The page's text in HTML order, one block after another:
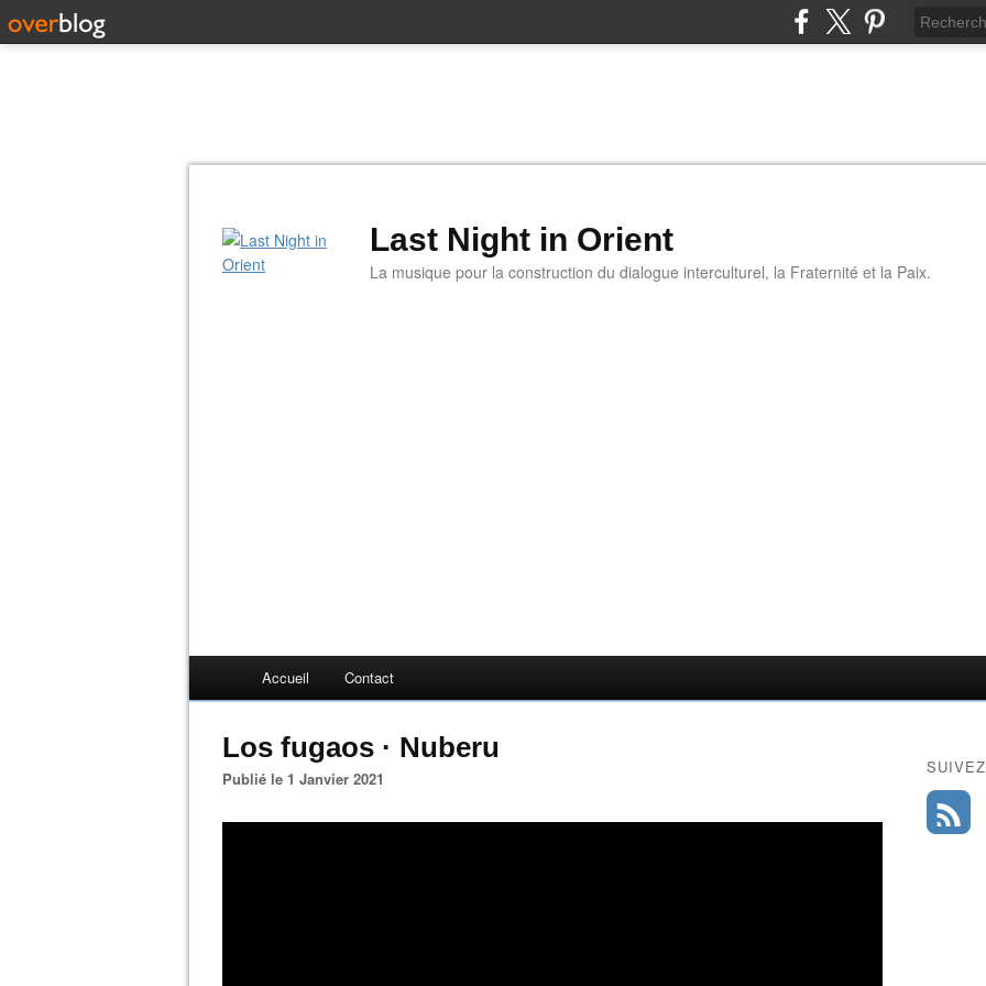
Last Night in Orient
La musique pour la construction du dialogue interculturel, la Fraternité et la Paix.
Accueil Contact
Los fugaos · Nuberu
Publié le 1 Janvier 2021